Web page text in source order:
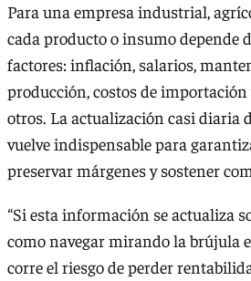
Para una empresa industrial,
cada producto o insumo depende
factores: inflación, salarios,
producción, costos de
otros. La actualización casi diaria
vuelve indispensable para
preservar márgenes y sostener
“Si esta información se actualiza
como navegar mirando la brújula
corre el riesgo de perder